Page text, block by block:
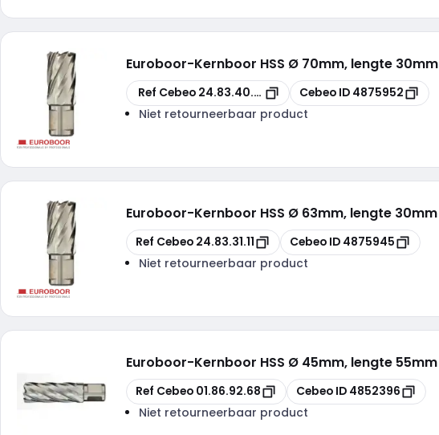
Euroboor-Kernboor HSS Ø 70mm, lengte 30mm
Kopiëren
Ref Cebeo 24.83.40.20 Kopiëren
Cebeo ID 4875952
Niet retourneerbaar product
Euroboor-Kernboor HSS Ø 63mm, lengte 30mm
Kopiëren
Ref Cebeo 24.83.31.11 Kopiëren
Cebeo ID 4875945
Niet retourneerbaar product
Euroboor-Kernboor HSS Ø 45mm, lengte 55mm
Kopiëren
Ref Cebeo 01.86.92.68 Kopiëren
Cebeo ID 4852396
Niet retourneerbaar product